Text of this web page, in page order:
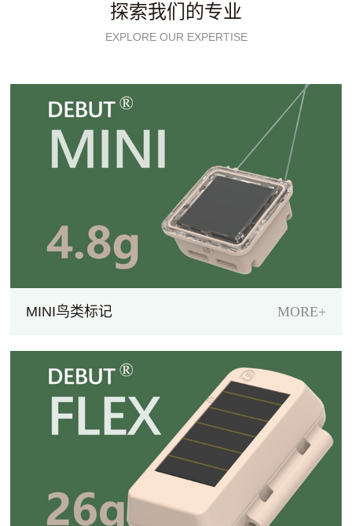
探索我们的专业
EXPLORE OUR EXPERTISE
MINI鸟类标记 MORE+